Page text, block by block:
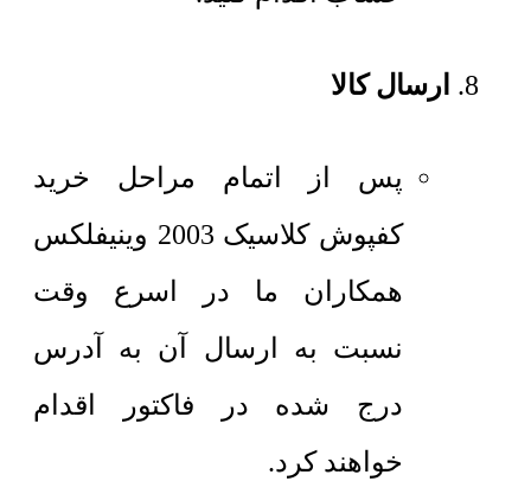
ارسال کالا
پس از اتمام مراحل خرید
کفپوش کلاسیک 2003 وینیفلکس
همکاران ما در اسرع وقت
نسبت به ارسال آن به آدرس
درج شده در فاکتور اقدام
خواهند کرد.